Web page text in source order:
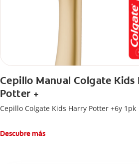
Cepillo Manual Colgate Kids
Potter +
Cepillo Colgate Kids Harry Potter +6y 1pk
Descubre más